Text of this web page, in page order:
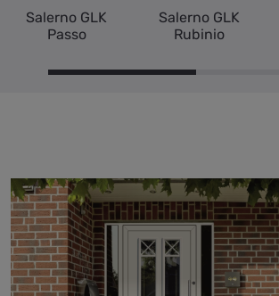
Salerno GLK
Passo
Salerno GLK
Rubinio